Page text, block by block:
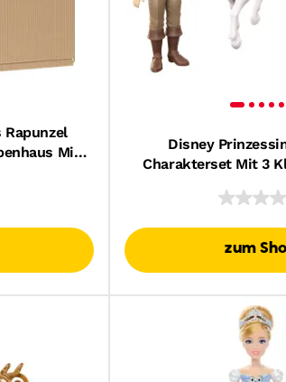
Mit
Disney
Charakterset Mit 3
„Rapunzel – Neu
zum